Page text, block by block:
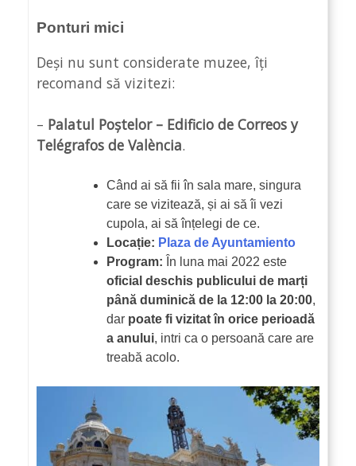
Ponturi mici
Deși nu sunt considerate muzee, îți
recomand să vizitezi:
– Palatul Poștelor – Edificio de Correos y
Telégrafos de València.
Când ai să fii în sala mare, singura
care se vizitează, și ai să îi vezi
cupola, ai să înțelegi de ce.
Locație: Plaza de Ayuntamiento
Program: În luna mai 2022 este
oficial deschis publicului de marți
până duminică de la 12:00 la 20:00,
dar poate fi vizitat în orice perioadă
a anului, intri ca o persoană care are
treabă acolo.